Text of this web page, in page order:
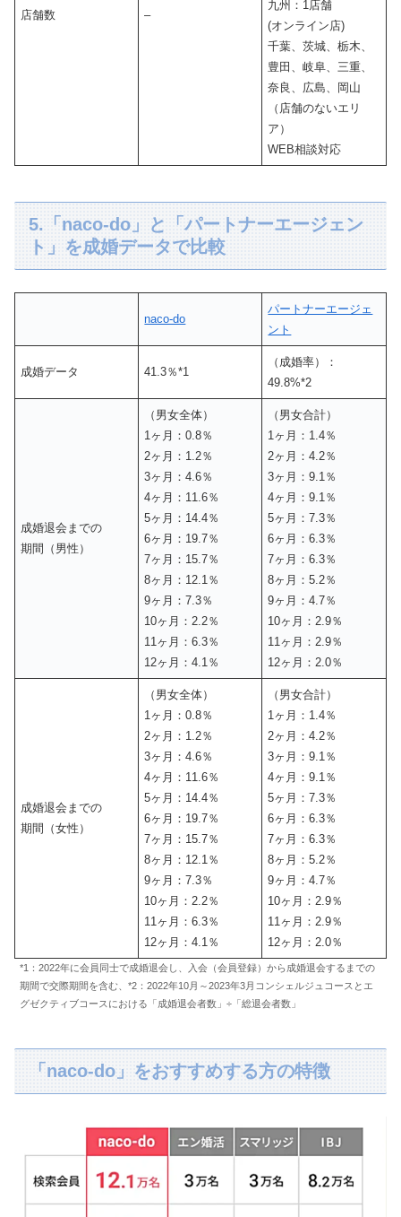
店舗数 –
九州：1店舗
(オンライン店)
千葉、茨城、栃木、
豊田、岐阜、三重、
奈良、広島、岡山
（店舗のないエリ
ア）
WEB相談対応
5.「naco-do」と「パートナーエージェン
ト」を成婚データで比較
naco-do
パートナーエージェ
ント
成婚データ 41.3％*1
（成婚率）：
49.8%*2
成婚退会までの
期間（男性）
（男女全体）
1ヶ月：0.8％
2ヶ月：1.2％
3ヶ月：4.6％
4ヶ月：11.6％
5ヶ月：14.4％
6ヶ月：19.7％
7ヶ月：15.7％
8ヶ月：12.1％
9ヶ月：7.3％
10ヶ月：2.2％
11ヶ月：6.3％
12ヶ月：4.1％
（男女合計）
1ヶ月：1.4％
2ヶ月：4.2％
3ヶ月：9.1％
4ヶ月：9.1％
5ヶ月：7.3％
6ヶ月：6.3％
7ヶ月：6.3％
8ヶ月：5.2％
9ヶ月：4.7％
10ヶ月：2.9％
11ヶ月：2.9％
12ヶ月：2.0％
成婚退会までの
期間（女性）
（男女全体）
1ヶ月：0.8％
2ヶ月：1.2％
3ヶ月：4.6％
4ヶ月：11.6％
5ヶ月：14.4％
6ヶ月：19.7％
7ヶ月：15.7％
8ヶ月：12.1％
9ヶ月：7.3％
10ヶ月：2.2％
11ヶ月：6.3％
12ヶ月：4.1％
（男女合計）
1ヶ月：1.4％
2ヶ月：4.2％
3ヶ月：9.1％
4ヶ月：9.1％
5ヶ月：7.3％
6ヶ月：6.3％
7ヶ月：6.3％
8ヶ月：5.2％
9ヶ月：4.7％
10ヶ月：2.9％
11ヶ月：2.9％
12ヶ月：2.0％
*1：2022年に会員同士で成婚退会し、入会（会員登録）から成婚退会するまでの
期間で交際期間を含む、*2：2022年10月～2023年3月コンシェルジュコースとエ
グゼクティブコースにおける「成婚退会者数」÷「総退会者数」
「naco-do」をおすすめする方の特徴